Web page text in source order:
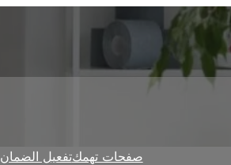
تفعيل الضمانصفحات تهمك